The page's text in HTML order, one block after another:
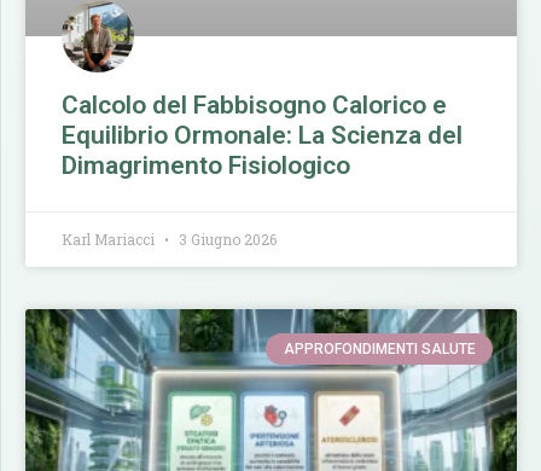
Calcolo del Fabbisogno Calorico e
Equilibrio Ormonale: La Scienza del
Dimagrimento Fisiologico
Karl Mariacci 3 Giugno 2026
APPROFONDIMENTI SALUTE